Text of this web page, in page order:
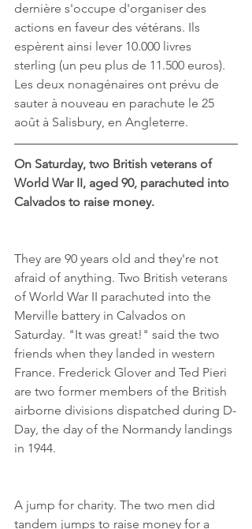
dernière s'occupe d'organiser des
actions en faveur des vétérans. Ils
espèrent ainsi lever 10.000 livres
sterling (un peu plus de 11.500 euros).
Les deux nonagénaires ont prévu de
sauter à nouveau en parachute le 25
août à Salisbury, en Angleterre.
On Saturday, two British veterans of
World War II, aged 90, parachuted into
Calvados to raise money.
They are 90 years old and they're not
afraid of anything. Two British veterans
of World War II parachuted into the
Merville battery in Calvados on
Saturday. "It was great!" said the two
friends when they landed in western
France. Frederick Glover and Ted Pieri
are two former members of the British
airborne divisions dispatched during D-
Day, the day of the Normandy landings
in 1944.
A jump for charity. The two men did
tandem jumps to raise money for a